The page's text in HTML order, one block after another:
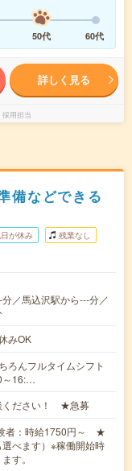
50代 60代
詳しく見る
用担当
備などできる
が休み 残業なし
／馬込沢駅から---分／
みOK
んフルタイムシフト
～16:…
ください！ ★急募
者：時給1750円～ ★
べます）※稼働開始時
す。